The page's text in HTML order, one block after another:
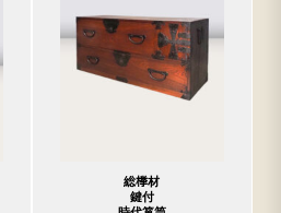
総﨔材
鍵付